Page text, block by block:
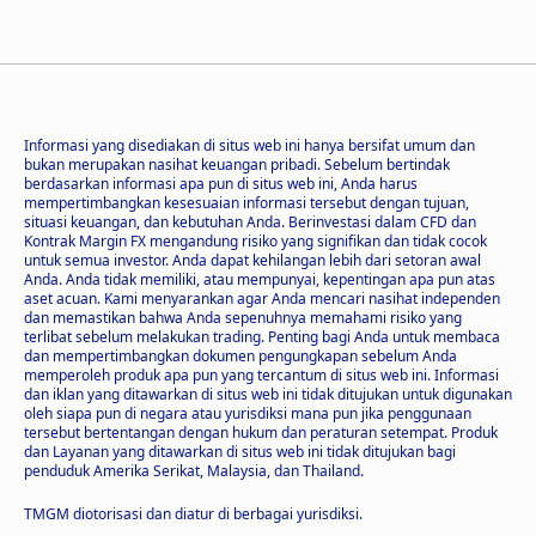
Informasi yang disediakan di situs web ini hanya bersifat umum dan
bukan merupakan nasihat keuangan pribadi. Sebelum bertindak
berdasarkan informasi apa pun di situs web ini, Anda harus
mempertimbangkan kesesuaian informasi tersebut dengan tujuan,
situasi keuangan, dan kebutuhan Anda. Berinvestasi dalam CFD dan
Kontrak Margin FX mengandung risiko yang signifikan dan tidak cocok
untuk semua investor. Anda dapat kehilangan lebih dari setoran awal
Anda. Anda tidak memiliki, atau mempunyai, kepentingan apa pun atas
aset acuan. Kami menyarankan agar Anda mencari nasihat independen
dan memastikan bahwa Anda sepenuhnya memahami risiko yang
terlibat sebelum melakukan trading. Penting bagi Anda untuk membaca
dan mempertimbangkan dokumen pengungkapan sebelum Anda
memperoleh produk apa pun yang tercantum di situs web ini. Informasi
dan iklan yang ditawarkan di situs web ini tidak ditujukan untuk digunakan
oleh siapa pun di negara atau yurisdiksi mana pun jika penggunaan
tersebut bertentangan dengan hukum dan peraturan setempat. Produk
dan Layanan yang ditawarkan di situs web ini tidak ditujukan bagi
penduduk Amerika Serikat, Malaysia, dan Thailand.
TMGM diotorisasi dan diatur di berbagai yurisdiksi.